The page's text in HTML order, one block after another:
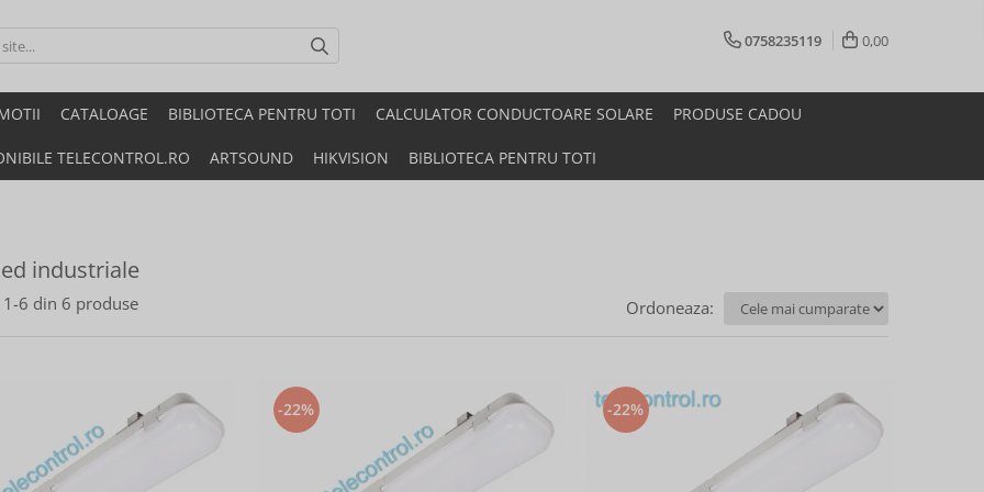
0758235119 0,00
CATALOAGE BIBLIOTECA PENTRU TOTI CALCULATOR CONDUCTOARE SOLARE PRODUSE CADOU
TELECONTROL.RO ARTSOUND HIKVISION BIBLIOTECA PENTRU TOTI
industriale
1-6 din 6 produse Ordoneaza:
-22% -22%